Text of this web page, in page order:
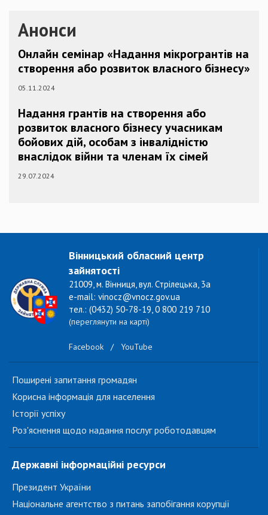
Анонси
Онлайн семінар «Надання мікрогрантів на
створення або розвиток власного бізнесу»
05.11.2024
Надання грантів на створення або
розвиток власного бізнесу учасникам
бойових дій, особам з інвалідністю
внаслідок війни та членам їх сімей
29.07.2024
Вінницький обласний центр
зайнятості
21009, м. Вінниця, вул. Стрілецька, 3а
e-mail: vinocz@vnocz.gov.ua
тел.: (0432) 50-78-19, 0 800 219 710
(переглянути на карті)
Facebook / YouTube
Поширені запитання громадян
Корисна інформація для населення
Історії успіху
Роз'яснення щодо надання послуг роботодавцям
Державні інформаційні ресурси
Президент України
Національне агентство з питань запобігання корупції